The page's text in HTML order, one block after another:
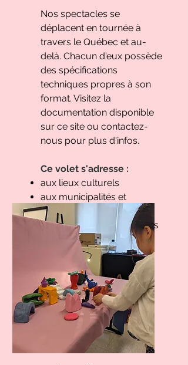
Nos spectacles se
déplacent en tournée à
travers le Québec et au-
delà. Chacun d'eux possède
des spécifications
techniques propres à son
format. Visitez la
documentation disponible
sur ce site ou contactez-
nous pour plus d'infos.
Ce volet s'adresse :
aux lieux culturels
aux municipalités et
arrondissements
aux festivals en arts vivants